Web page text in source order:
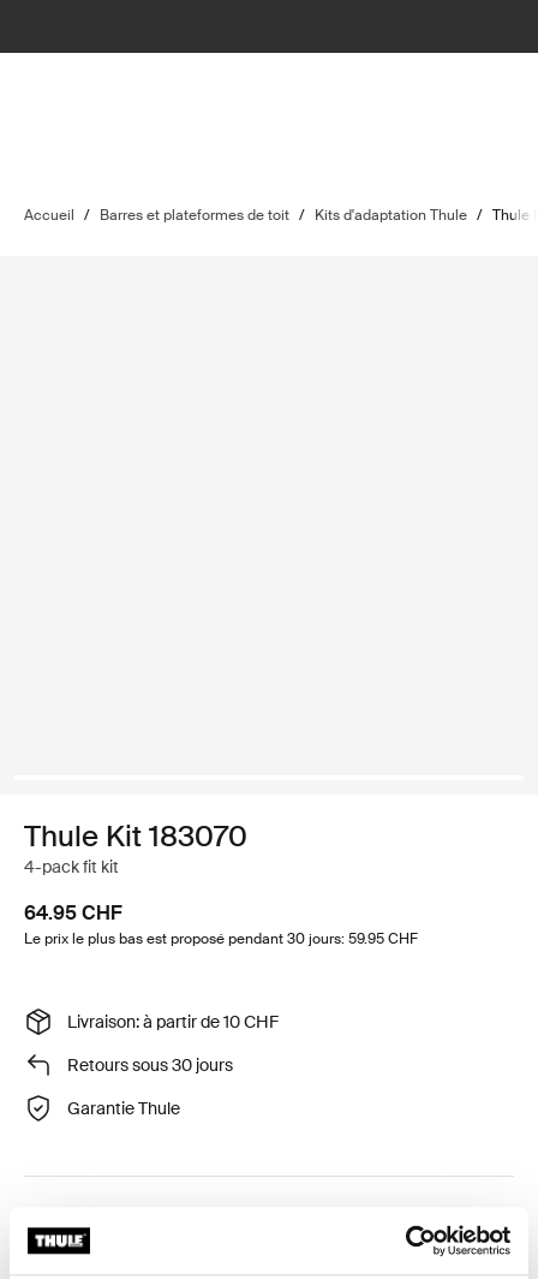
Accueil / Barres et plateformes de toit / Kits d'adaptation Thule / Thule
Thule Kit 183070
4-pack fit kit
64.95 CHF
Le prix le plus bas est proposé pendant 30 jours: 59.95 CHF
Livraison: à partir de 10 CHF
Retours sous 30 jours
Garantie Thule
Kit d'adaptation requis pour une adaptation parfaite de
la barre de toit sur une voiture spécifique.